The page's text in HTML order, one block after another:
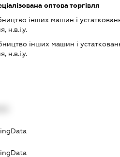
оптова торгівля
інших машин і
н.в.і.у.
інших машин і
н.в.і.у.